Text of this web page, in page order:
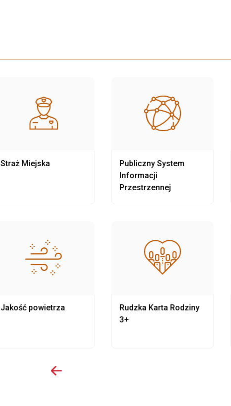
Straż Miejska
Jakość powietrza
Publiczny System
Informacji
Przestrzennej
Rudzka Karta Rodziny
3+